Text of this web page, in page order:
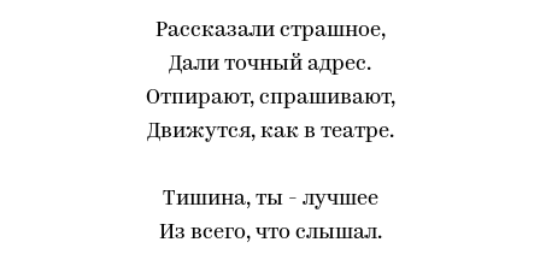
Рассказали страшное,
Дали точный адрес.
Отпирают, спрашивают,
Движутся, как в театре.
Тишина, ты - лучшее
Из всего, что слышал.